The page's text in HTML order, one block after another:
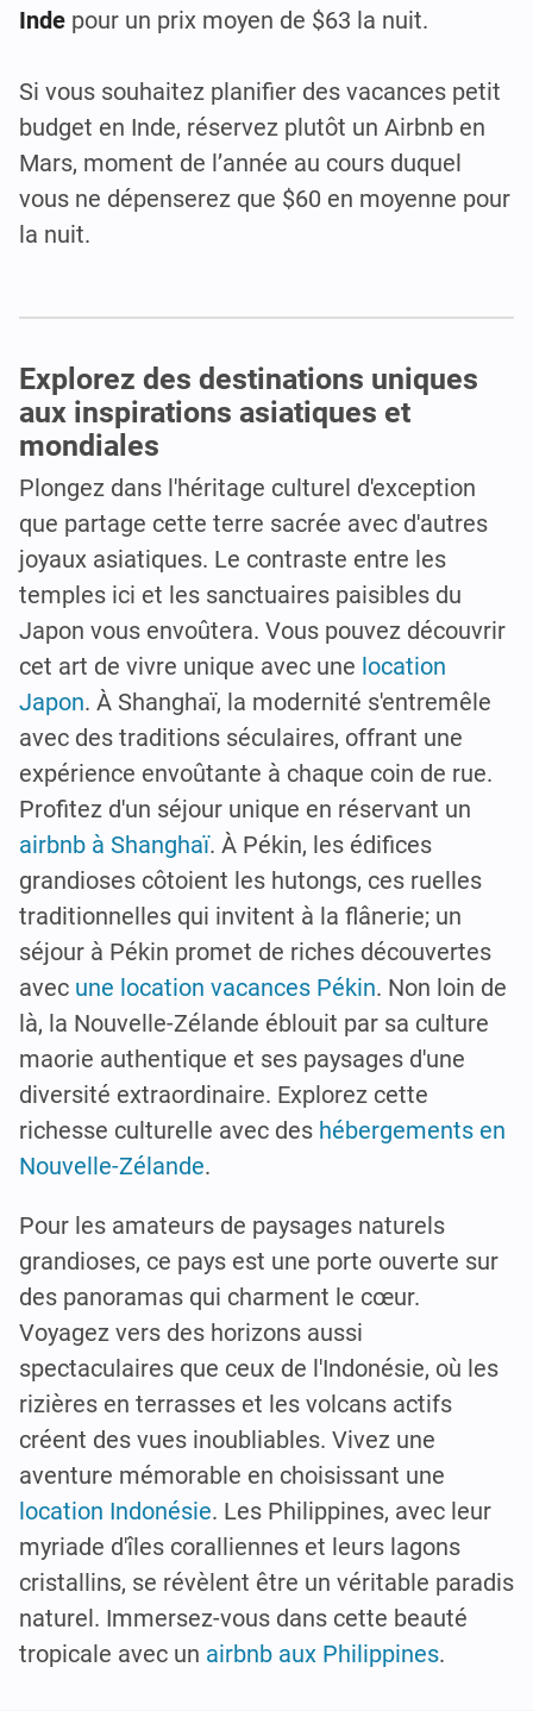
Inde pour un prix moyen de $63 la nuit.
Si vous souhaitez planifier des vacances petit
budget en Inde, réservez plutôt un Airbnb en
Mars, moment de l’année au cours duquel
vous ne dépenserez que $60 en moyenne pour
la nuit.
Explorez des destinations uniques
aux inspirations asiatiques et
mondiales
Plongez dans l'héritage culturel d'exception
que partage cette terre sacrée avec d'autres
joyaux asiatiques. Le contraste entre les
temples ici et les sanctuaires paisibles du
Japon vous envoûtera. Vous pouvez découvrir
cet art de vivre unique avec une location
Japon. À Shanghaï, la modernité s'entremêle
avec des traditions séculaires, offrant une
expérience envoûtante à chaque coin de rue.
Profitez d'un séjour unique en réservant un
airbnb à Shanghaï. À Pékin, les édifices
grandioses côtoient les hutongs, ces ruelles
traditionnelles qui invitent à la flânerie; un
séjour à Pékin promet de riches découvertes
avec une location vacances Pékin. Non loin de
là, la Nouvelle-Zélande éblouit par sa culture
maorie authentique et ses paysages d'une
diversité extraordinaire. Explorez cette
richesse culturelle avec des hébergements en
Nouvelle-Zélande.
Pour les amateurs de paysages naturels
grandioses, ce pays est une porte ouverte sur
des panoramas qui charment le cœur.
Voyagez vers des horizons aussi
spectaculaires que ceux de l'Indonésie, où les
rizières en terrasses et les volcans actifs
créent des vues inoubliables. Vivez une
aventure mémorable en choisissant une
location Indonésie. Les Philippines, avec leur
myriade d'îles coralliennes et leurs lagons
cristallins, se révèlent être un véritable paradis
naturel. Immersez-vous dans cette beauté
tropicale avec un airbnb aux Philippines.